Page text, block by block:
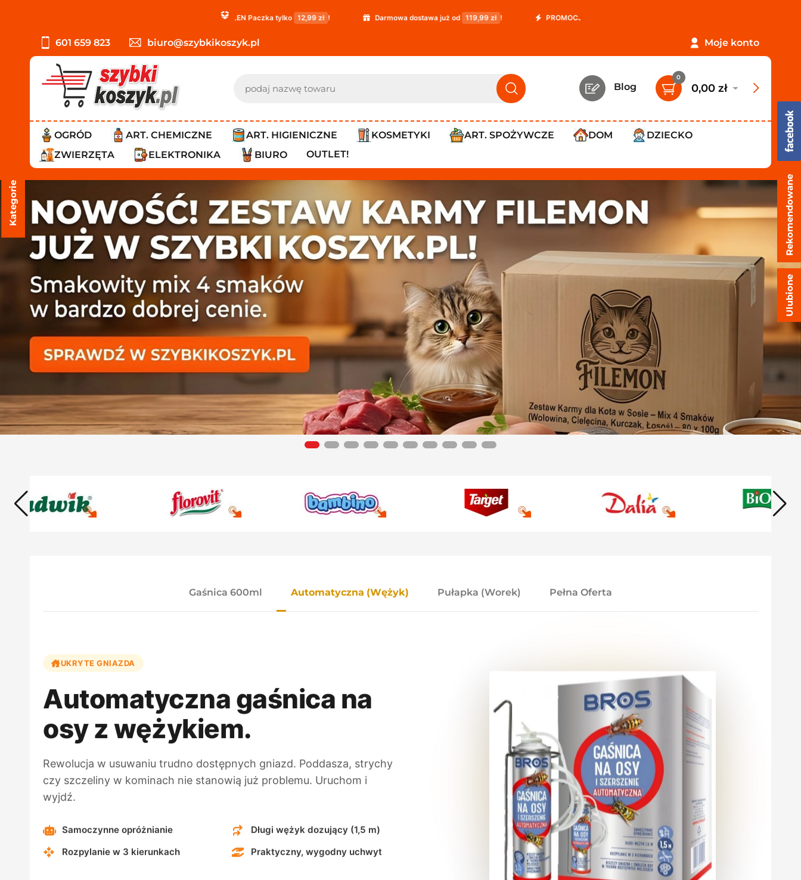
Darmowa dostawa już od 119,99 zł ! PROMOCJA: ORLEN Paczka tylko 12,99 zł !
601 659 823 biuro@szybkikoszyk.pl Moje konto
Blog
0
0,00 zł
OGRÓD ART. CHEMICZNE ART. HIGIENICZNE KOSMETYKI ART. SPOŻYWCZE DOM
DZIECKO
ZWIERZĘTA
ELEKTRONIKA BIURO OUTLET!
Kategorie
Gaśnica 600ml Automatyczna (Wężyk) Pułapka (Worek) Pełna Oferta
UKRYTE GNIAZDA
Automatyczna gaśnica na
osy z wężykiem.
Rewolucja w usuwaniu trudno dostępnych gniazd. Poddasza, strychy
czy szczeliny w kominach nie stanowią już problemu. Uruchom i
wyjdź.
Samoczynne opróżnianie
Długi wężyk dozujący (1,5 m)
Rozpylanie w 3 kierunkach
Praktyczny, wygodny uchwyt
Rekomendowane
Ulubione